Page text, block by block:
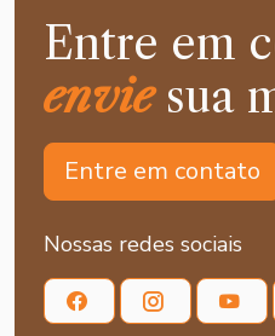
Entre em
enviesua
Entre em contato
Nossas redes sociais